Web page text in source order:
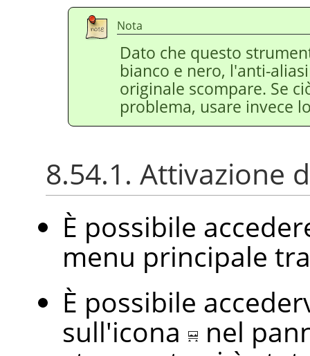
Nota
Dato che questo
bianco e nero, l'anti-
originale scompare. Se
problema, usare invece
8.54.1. Attivazione
È possibile
menu principale
È possibile
sull'icona
nel